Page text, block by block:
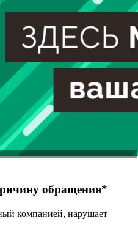
обращения*
компанией, нарушает